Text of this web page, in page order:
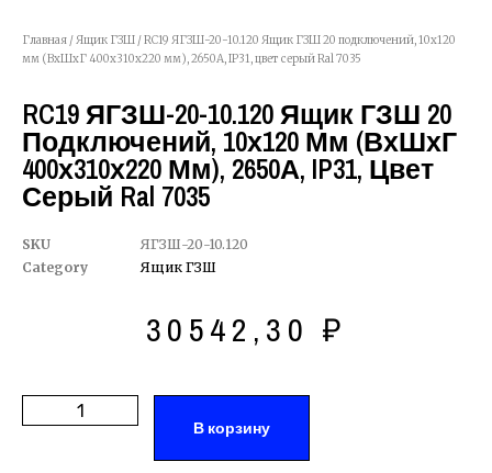
Главная /Ящик ГЗШ / RC19 ЯГЗШ-20-10.120 Ящик ГЗШ 20 подключений, 10х120
мм (ВхШхГ 400х310х220 мм), 2650А, IP31, цвет серый Ral 7035
RC19 ЯГЗШ-20-10.120 Ящик ГЗШ 20
Подключений, 10х120 Мм (ВхШхГ
400х310х220 Мм), 2650А, IP31, Цвет
Серый Ral 7035
SKU
ЯГЗШ-20-10.120
Category
Ящик ГЗШ
30542,30 ₽
В корзину